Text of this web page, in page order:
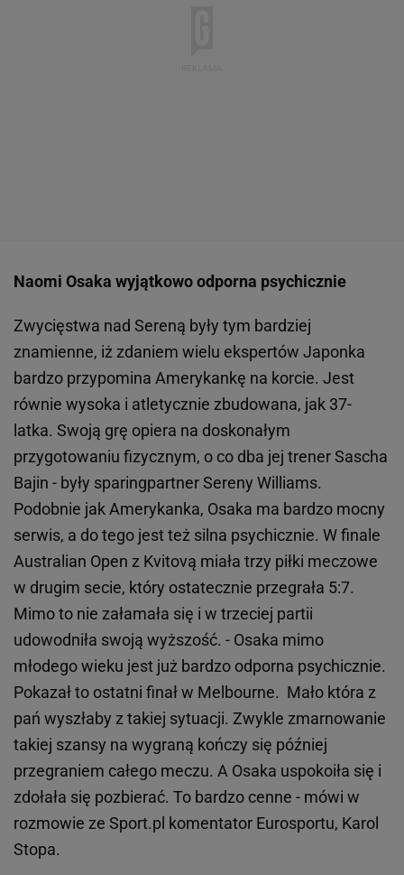
Naomi Osaka wyjątkowo odporna psychicznie
Zwycięstwa nad Sereną były tym bardziej
znamienne, iż zdaniem wielu ekspertów Japonka
bardzo przypomina Amerykankę na korcie. Jest
równie wysoka i atletycznie zbudowana, jak 37-
latka. Swoją grę opiera na doskonałym
przygotowaniu fizycznym, o co dba jej trener Sascha
Bajin - były sparingpartner Sereny Williams.
Podobnie jak Amerykanka, Osaka ma bardzo mocny
serwis, a do tego jest też silna psychicznie. W finale
Australian Open z Kvitovą miała trzy piłki meczowe
w drugim secie, który ostatecznie przegrała 5:7.
Mimo to nie załamała się i w trzeciej partii
udowodniła swoją wyższość. - Osaka mimo
młodego wieku jest już bardzo odporna psychicznie.
Pokazał to ostatni finał w Melbourne. Mało która z
pań wyszłaby z takiej sytuacji. Zwykle zmarnowanie
takiej szansy na wygraną kończy się później
przegraniem całego meczu. A Osaka uspokoiła się i
zdołała się pozbierać. To bardzo cenne - mówi w
rozmowie ze Sport.pl komentator Eurosportu, Karol
Stopa.